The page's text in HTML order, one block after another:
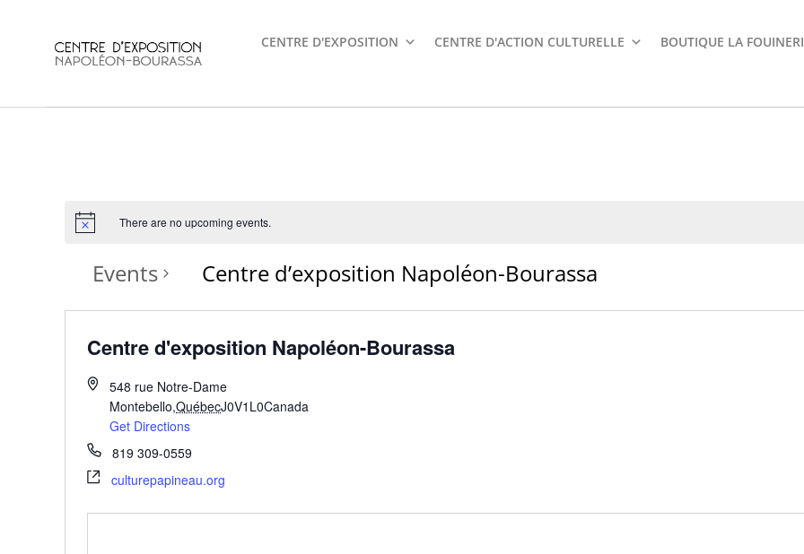
CENTRE D'EXPOSITION CENTRE D'ACTION CULTURELLE BOUTIQUE LA
There are no upcoming events.
Events Centre d’exposition Napoléon-Bourassa
Centre d'exposition Napoléon-Bourassa
548 rue Notre-Dame
Montebello,QuébecJ0V1L0Canada
Get Directions
819 309-0559
culturepapineau.org